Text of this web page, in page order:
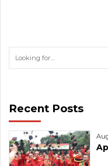
Recent Posts